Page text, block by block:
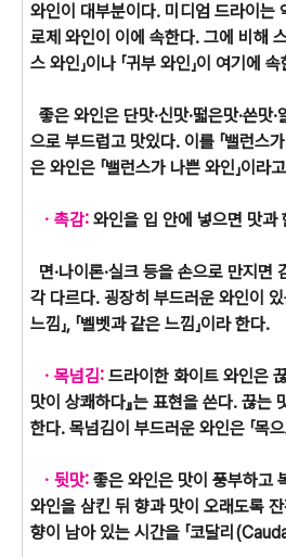
와인이 대부분이다. 미디엄 드라이는
로제 와인이 이에 속한다. 그에 비해
스 와인」이나 「귀부 와인」이 여기에
좋은 와인은 단맛·신맛·떫은맛·쓴
으로 부드럽고 맛있다. 이를 「밸런스
은 와인은 「밸런스가 나쁜 와인」이라
ㆍ촉감: 와인을 입 안에 넣으면 맛과
면·나이론·실크 등을 손으로 만지
각 다르다. 굉장히 부드러운 와인이
느낌」, 「벨벳과 같은 느낌」이라 한다.
ㆍ목넘김: 드라이한 화이트 와인은
맛이 상쾌하다』는 표현을 쓴다. 끊
한다. 목넘김이 부드러운 와인은 「목
ㆍ뒷맛: 좋은 와인은 맛이 풍부하고
와인을 삼킨 뒤 향과 맛이 오래도록
향이 남아 있는 시간을 「코달리